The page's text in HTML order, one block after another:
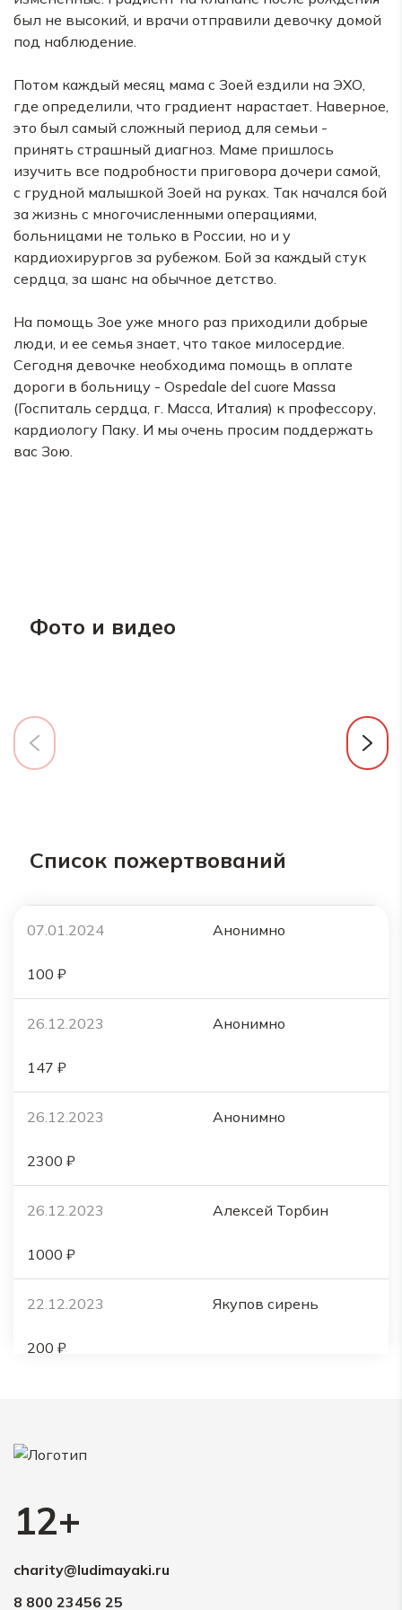
был не высокий, и врачи отправили девочку домой
под наблюдение.
Потом каждый месяц мама с Зоей ездили на ЭХО,
где определили, что градиент нарастает. Наверное,
это был самый сложный период для семьи -
принять страшный диагноз. Маме пришлось
изучить все подробности приговора дочери самой,
с грудной малышкой Зоей на руках. Так начался бой
за жизнь с многочисленными операциями,
больницами не только в России, но и у
кардиохирургов за рубежом. Бой за каждый стук
сердца, за шанс на обычное детство.
На помощь Зое уже много раз приходили добрые
люди, и ее семья знает, что такое милосердие.
Сегодня девочке необходима помощь в оплате
дороги в больницу - Оspedale del cuore Мassa
(Госпиталь сердца, г. Масса, Италия) к профессору,
кардиологу Паку. И мы очень просим поддержать
вас Зою.
Фото и видео
Список пожертвований
07.01.2024 Анонимно
100 ₽
26.12.2023 Анонимно
147 ₽
26.12.2023 Анонимно
2300 ₽
26.12.2023 Алексей Торбин
1000 ₽
22.12.2023 Якупов сирень
200 ₽
300 ₽
15.12.2023
12+
charity@ludimayaki.ru
8 800 23456 25